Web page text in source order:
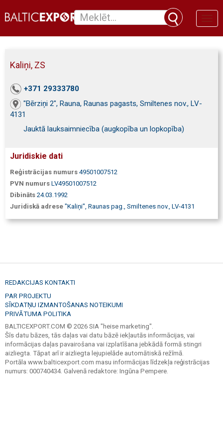
Kaliņi, ZS
+371 29333780
"Bērziņi 2", Rauna, Raunas pagasts, Smiltenes nov., LV-
4131
Jauktā lauksaimniecība (augkopība un lopkopība)
Juridiskie dati
Reģistrācijas numurs 49501007512
PVN numurs LV49501007512
Dibināts 24.03.1992
Juridiskā adrese "Kaliņi", Raunas pag., Smiltenes nov., LV-4131
REDAKCIJAS KONTAKTI
PAR PROJEKTU
SĪKDATŅU IZMANTOŠANAS NOTEIKUMI
PRIVĀTUMA POLITIKA
BALTICEXPORT.COM © 2026 SIA "heise marketing".
Šīs datu bāzes, tās daļas vai datu bāzē iekļautās informācijas, vai
informācijas daļas pavairošana vai izplatīšana jebkādā formā stingri
aizliegta. Tāpat arī ir aizliegta lejupielāde automātiskā režīmā.
Portāla www.balticexport.com masu informācijas līdzekļa reģistrācijas
numurs: 000740434. Galvenā redaktore: Ingūna Pempere.